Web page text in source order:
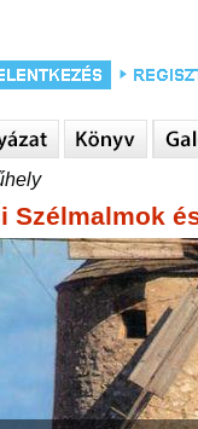
Szélmalmok